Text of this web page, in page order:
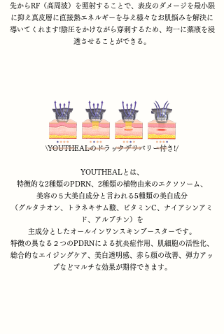
先からRF（高周波）を照射することで、表皮のダメージを最小限
に抑え真皮層に直接熱エネルギーを与え様々なお肌悩みを解決に
導いてくれます!陰圧をかけながら穿刺するため、均一に薬液を浸
透させることができる。
\YOUTHEALのドラックデリバリー付き!/
YOUTHEALとは、
特徴的な2種類のPDRN、2種類の植物由来のエクソソーム、
美容の５大美白成分と言われる5種類の美白成分
（グルタチオン、トラネキサム酸、ビタミンC、ナイアシンアミ
ド、アルブチン）を
主成分としたオールインワンスキンブースターです。
特徴の異なる２つのPDRNによる抗炎症作用、肌細胞の活性化、
総合的なエイジングケア、美白透明感、赤ら顔の改善、弾力アッ
プなどマルチな効果が期待できます。